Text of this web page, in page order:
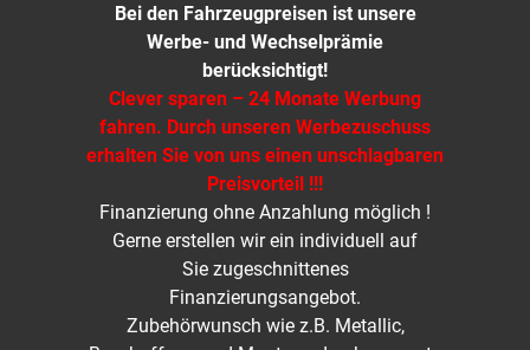
Bei den Fahrzeugpreisen ist unsere
Werbe- und Wechselprämie
berücksichtigt!
Clever sparen – 24 Monate Werbung
fahren. Durch unseren Werbezuschuss
erhalten Sie von uns einen unschlagbaren
Preisvorteil !!!
Finanzierung ohne Anzahlung möglich !
Gerne erstellen wir ein individuell auf
Sie zugeschnittenes
Finanzierungsangebot.
Zubehörwunsch wie z.B. Metallic,